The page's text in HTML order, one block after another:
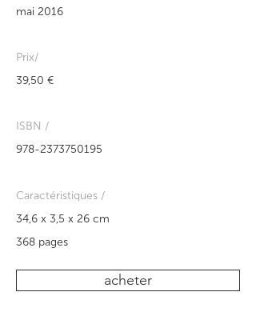
mai 2016
Prix/
39,50 €
ISBN /
978-2373750195
Caractéristiques /
34,6 x 3,5 x 26 cm
368 pages
acheter